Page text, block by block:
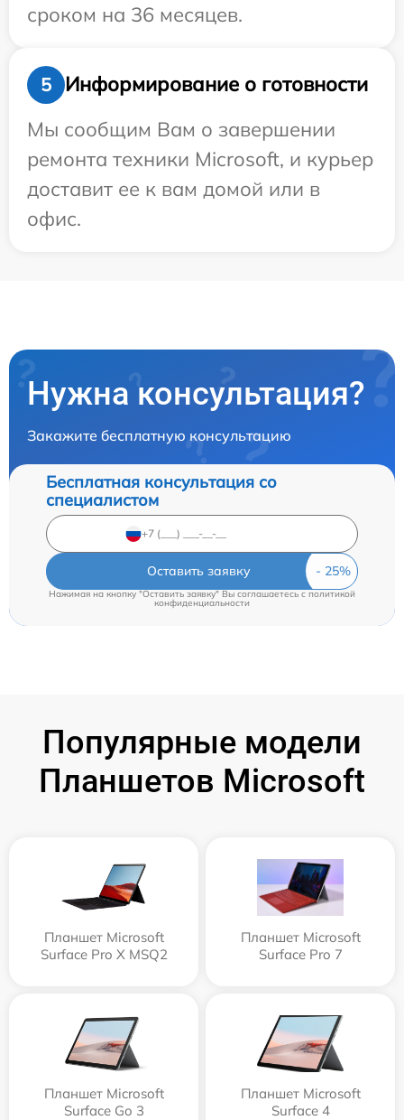
сроком на 36 месяцев.
5
Информирование о готовности
Мы сообщим Вам о завершении
ремонта техники Microsoft, и курьер
доставит ее к вам домой или в
офис.
Нужна консультация?
Закажите бесплатную консультацию
Бесплатная консультация со
специалистом
Оставить заявку
Нажимая на кнопку "Оставить заявку" Вы соглашаетесь cполитикой
конфиденциальности
Популярные модели
Планшетов Microsoft
Планшет Microsoft
Surface Pro X MSQ2
Планшет Microsoft
Surface Pro 7
Планшет Microsoft
Surface Go 3
Планшет Microsoft
Surface 4